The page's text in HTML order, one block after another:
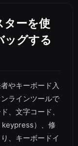
ターを使
ッグする
やキーボード入
ラインツールで
、文字コード、
）、修
、キーボードイ